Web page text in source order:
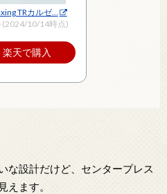
TRカルゼ…
(2024/10/14時点)
楽天で購入
な設計だけど、センタープレス
えます。